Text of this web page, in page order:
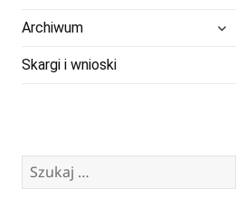
Archiwum
Skargi i wnioski
Szukaj: